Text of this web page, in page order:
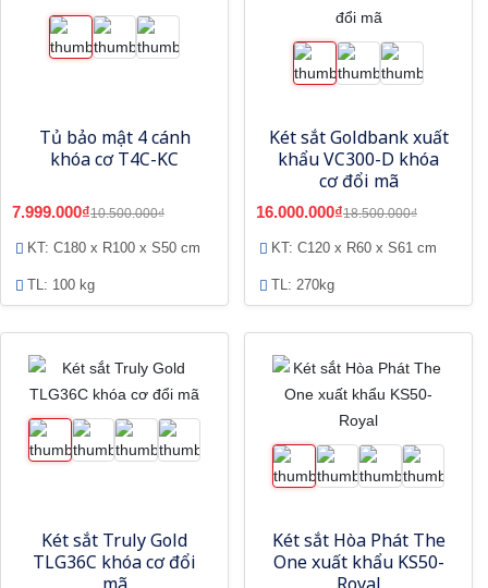
Tủ bảo mật 4 cánh
khóa cơ T4C-KC
7.999.000₫10.500.000₫
KT: C180 x R100 x S50 cm
TL: 100 kg
Két sắt Goldbank xuất
khẩu VC300-D khóa
cơ đổi mã
16.000.000₫18.500.000₫
KT: C120 x R60 x S61 cm
TL: 270kg
Két sắt Truly Gold
TLG36C khóa cơ đổi
Két sắt Hòa Phát The
One xuất khẩu KS50-